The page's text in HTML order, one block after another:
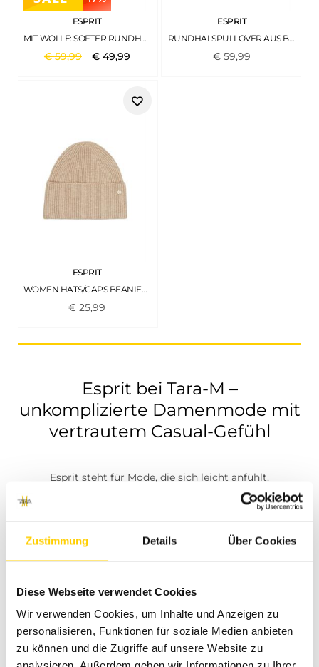
Zustimmung Details Über Cookies
Diese Webseite verwendet Cookies
Wir verwenden Cookies, um Inhalte und Anzeigen zu
personalisieren, Funktionen für soziale Medien anbieten
zu können und die Zugriffe auf unsere Website zu
ESPRIT
MIT WOLLE: SOFTER RUNDHALS-PULLOVER MIT MELANGE TURQUOISE 5
€59,99 € 49,99
ESPRIT
RUNDHALSPULLOVER AUS BAUMWOLLE NAVY
€59,99
ESPRIT
WOMEN HATS/CAPS BEANIES BEIGE
€25,99
Esprit bei Tara-M –
unkomplizierte Damenmode mit
vertrautem Casual-Gefühl
Esprit steht für Mode, die sich leicht anfühlt,
unkompliziert kombinieren lässt und im Alltag
zuverlässig funktioniert. Bei Tara-M findest du
Casual-Looks mit femininen Details verbinden. Die
natürlich wirkt, angenehm sitzt und zu vielen Momenten
Ob entspannter Freizeitlook, gepflegtes Büro-Outfit
oder ein femininer Style für den Stadtbummel:
Esprit